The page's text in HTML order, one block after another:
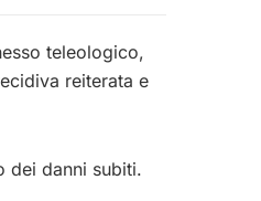
teleologico,
reiterata e
dei danni subiti.